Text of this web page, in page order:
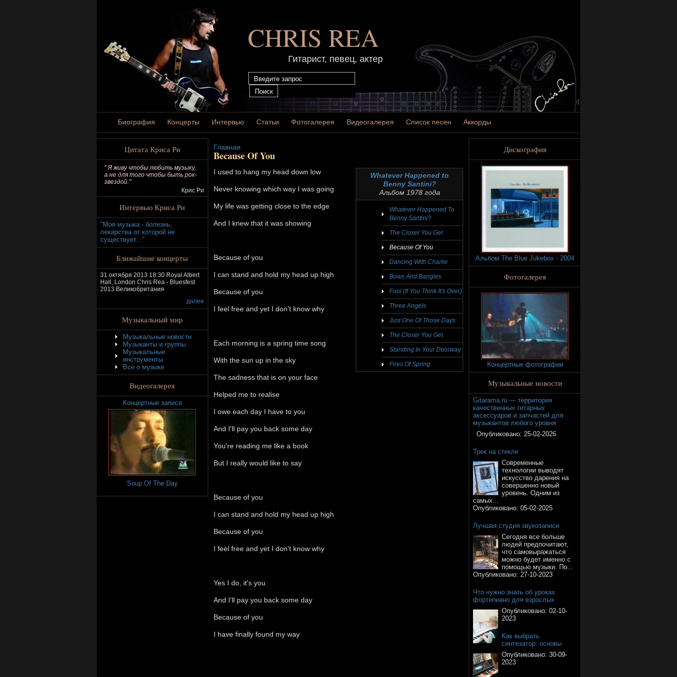
CHRIS REA
Гитарист, певец, актер
Биография Концерты Интервью Статьи Фотогалерея Видеогалерея Список песен Аккорды
Цитата Криса Ри
" Я живу чтобы любить музыку,
а не для того чтобы быть рок-
звездой."
Крис Ри
Интервью Криса Ри
"Моя музыка - болезнь,
лекарства от которой не
существует..."
Ближайшие концерты
31 октября 2013 18:30 Royal Albert
Hall, London Chris Rea - Bluesfest
2013 Великобритания
далее
Музыкальный мир
Музыкальные новости
Музыканты и группы
Музыкальные
инструменты
Все о музыке
Видеогалерея
Концертные записи
Soup Of The Day
Главная
Because Of You
Whatever Happened to
Benny Santini?
Альбом 1978 года
Whatever Happened To
Benny Santini?
The Closer You Get
Because Of You
Dancing With Charlie
Bows And Bangles
Fool (If You Think It's Over)
Three Angels
Just One Of Those Days
The Closer You Get
Standing In Your Doorway
Fires Of Spring
I used to hang my head down low
Never knowing which way I was going
My life was getting close to the edge
And I knew that it was showing
Because of you
I can stand and hold my head up high
Because of you
I feel free and yet I don't know why
Each morning is a spring time song
With the sun up in the sky
The sadness that is on your face
Helped me to realise
I owe each day I have to you
And I'll pay you back some day
You're reading me like a book
But I really would like to say
Because of you
I can stand and hold my head up high
Because of you
I feel free and yet I don't know why
Yes I do, it's you
And I'll pay you back some day
Because of you
I have finally found my way
Дискография
Альбом The Blue Jukebox - 2004
Фотогалерея
Концертные фотографии
Музыкальные новости
Gitarama.ru — территория
качественных гитарных
аксессуаров и запчастей для
музыкантов любого уровня
Опубликовано: 25-02-2026
Трек на стекле
Современные
технологии выводят
искусство дарения на
совершенно новый
уровень. Одним из
самых...
Опубликовано: 05-02-2025
Лучшая студия звукозаписи
Сегодня все больше
людей предпочитают,
что самовыражаться
можно будет именно с
помощью музыки. По...
Опубликовано: 27-10-2023
Что нужно знать об уроках
фортепиано для взрослых
Опубликовано: 02-10-
2023
Как выбрать
синтезатор: основы
Опубликовано: 30-09-
2023